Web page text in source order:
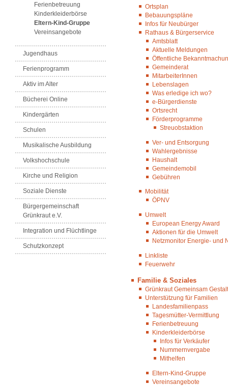
Ferienbetreuung
Kinderkleiderbörse
Eltern-Kind-Gruppe
Vereinsangebote
Jugendhaus
Ferienprogramm
Aktiv im Alter
Bücherei Online
Kindergärten
Schulen
Musikalische Ausbildung
Volkshochschule
Kirche und Religion
Soziale Dienste
Bürgergemeinschaft
Grünkraut e.V.
Integration und Flüchtlinge
Schutzkonzept
Ortsplan
Bebauungspläne
Infos für Neubürger
Rathaus & Bürgerservice
Amtsblatt
Aktuelle Meldungen
Öffentliche
Gemeinderat
MitarbeiterInnen
Lebenslagen
Was erledige ich wo?
e-Bürgerdienste
Ortsrecht
Förderprogramme
Streuobstaktion
Ver- und Entsorgung
Wahlergebnisse
Haushalt
Gemeindemobil
Gebühren
Mobilität
ÖPNV
Umwelt
European Energy Award
Aktionen für die Umwelt
Netzmonitor Energie- und
Linkliste
Feuerwehr
Familie & Soziales
Grünkraut Gemeinsam
Unterstützung für Familien
Landesfamilienpass
Tagesmütter-Vermittlung
Ferienbetreuung
Kinderkleiderbörse
Infos für Verkäufer
Nummernvergabe
Mithelfen
Eltern-Kind-Gruppe
Vereinsangebote